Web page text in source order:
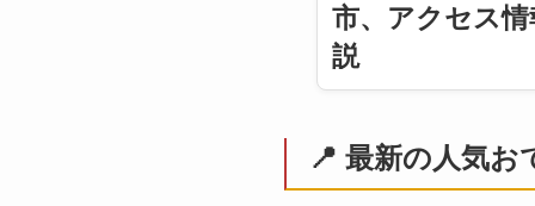
市、アクセス
説
📍 最新の人気